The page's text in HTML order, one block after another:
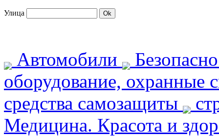
Улица
Автомобили
оборудование, охранные
средства самозащиты
Медицина. Красота и